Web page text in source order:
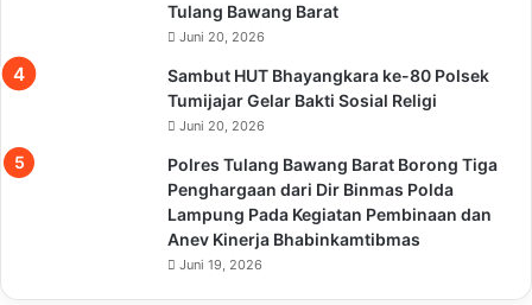
Tulang Bawang Barat
Juni 20, 2026
Sambut HUT Bhayangkara ke-80 Polsek
Tumijajar Gelar Bakti Sosial Religi
Juni 20, 2026
Polres Tulang Bawang Barat Borong Tiga
Penghargaan dari Dir Binmas Polda
Lampung Pada Kegiatan Pembinaan dan
Anev Kinerja Bhabinkamtibmas
Juni 19, 2026